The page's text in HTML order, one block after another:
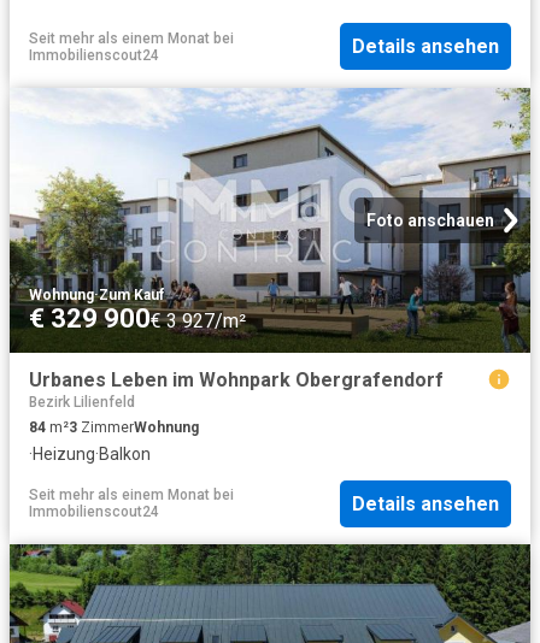
Seit mehr als einem Monat bei
Immobilienscout24
Details ansehen
Foto anschauen
Wohnung·Zum Kauf
€ 329 900€ 3 927/m²
Urbanes Leben im Wohnpark Obergrafendorf
Bezirk Lilienfeld
84 m²3 ZimmerWohnung
·Heizung·Balkon
Seit mehr als einem Monat bei
Immobilienscout24
Details ansehen